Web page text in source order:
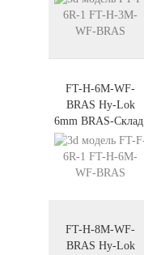
FT-H-6M-WF-
BRAS Hy-Lok
6mm BRAS-
FT-H-8M-WF-
BRAS Hy-Lok